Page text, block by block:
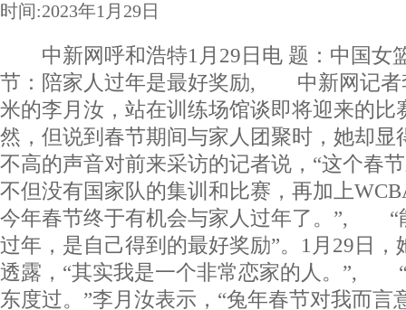
时间:2023年1月29日
中新网呼和浩特1月29日电 题：中国女
节：陪家人过年是最好奖励, 中新网记
米的李月汝，站在训练场馆谈即将迎来的比
然，但说到春节期间与家人团聚时，她
不高的声音对前来采访的记者说，“这个春
不但没有国家队的集训和比赛，再加上
今年春节终于有机会与家人过年了。”, “
过年，是自己得到的最好奖励”。1月29日，
透露，“其实我是一个非常恋家的人。”,
东度过。”李月汝表示，“兔年春节对我而言